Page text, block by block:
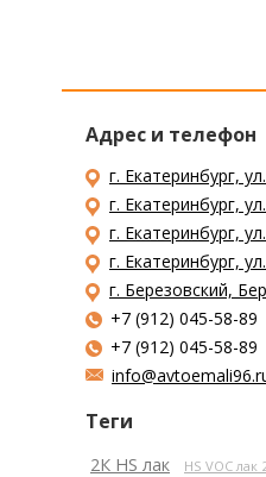
Адрес и телефон
г. Екатеринбург,
г. Екатеринбург,
г. Екатеринбург,
г. Екатеринбург,
г. Березовский,
+7 (912) 045-58-89
+7 (912) 045-58-89
Теги
2К HS лак HS VOC лак